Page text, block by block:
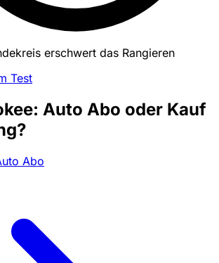
erschwert das Rangieren
Test
Auto Abo oder Kauf
Abo